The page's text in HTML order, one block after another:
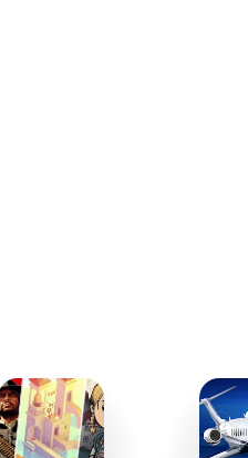
Вы
знакомств, напряжение
привязанность к